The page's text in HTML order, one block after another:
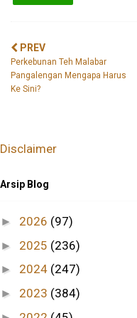
PREV
Perkebunan Teh Malabar
Pangalengan Mengapa Harus
Ke Sini?
Disclaimer
Arsip Blog
► 2026 (97)
► 2025 (236)
► 2024 (247)
► 2023 (384)